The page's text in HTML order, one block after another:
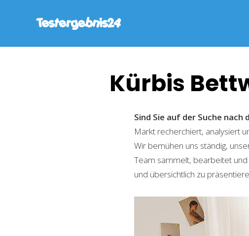
Kürbis
Sind Sie auf der Suche
Markt recherchiert, analysiert
Wir bemühen uns ständig,
Team sammelt, bearbeitet
und übersichtlich zu